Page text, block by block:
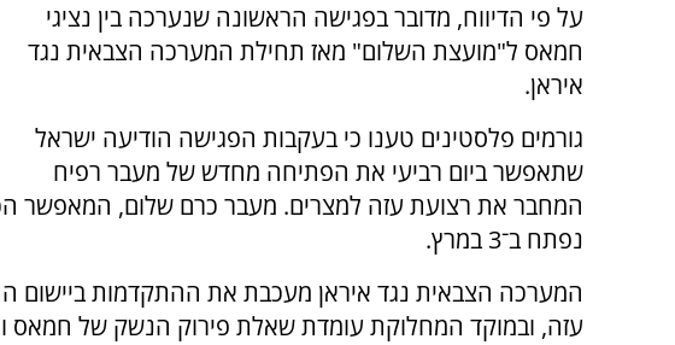
על פי הדיווח, מדובר בפגישה הראשונה שנערכה בין נציגי
חמאס ל"מועצת השלום" מאז תחילת המערכה הצבאית נגד
איראן.
גורמים פלסטינים טענו כי בעקבות הפגישה הודיעה ישראל
שתאפשר ביום רביעי את הפתיחה מחדש של מעבר רפיח
המחבר את רצועת עזה למצרים. מעבר כרם שלום, המאפשר
נפתח ב־3 במרץ.
המערכה הצבאית נגד איראן מעכבת את ההתקדמות ביישום
עזה, ובמוקד המחלוקת עומדת שאלת פירוק הנשק של חמאס